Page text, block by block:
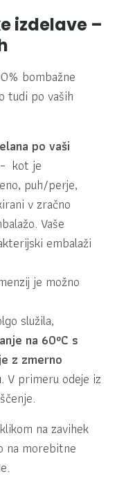
izdelave –
bombažne
tudi po vaših
po vaši
– kot je
puh/perje,
v zračno
Vaše
embalaži
je možno
služila,
na 60ºC s
z zmerno
. V primeru odeje iz
na zavihek
na morebitne